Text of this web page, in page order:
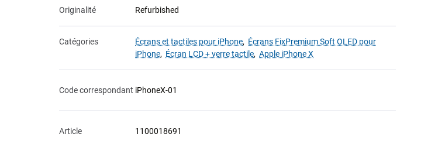
Originalité Refurbished
Catégories Écrans et tactiles pour iPhone, Écrans FixPremium Soft OLED pour
iPhone, Écran LCD + verre tactile, Apple iPhone X
Code correspondant iPhoneX-01
Article 1100018691